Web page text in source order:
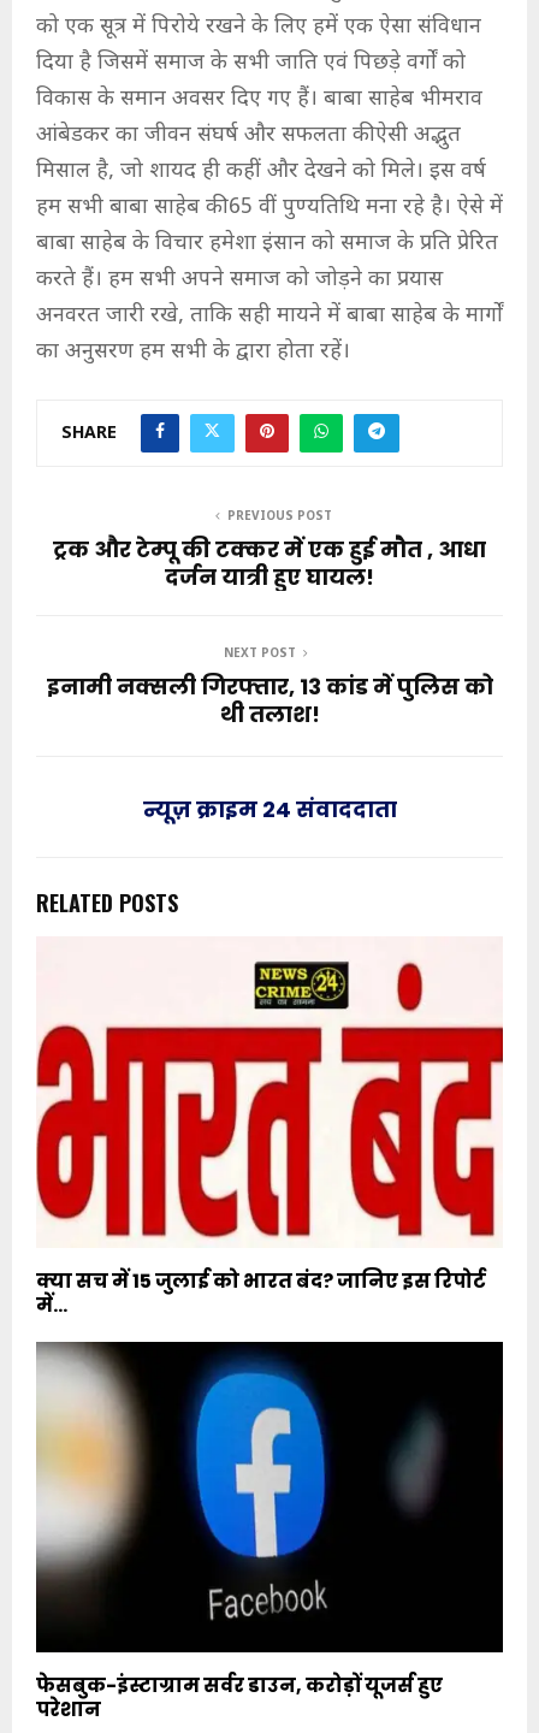
को एक सूत्र में पिरोये रखने के लिए हमें एक ऐसा संविधान
दिया है जिसमें समाज के सभी जाति एवं पिछड़े वर्गों को
विकास के समान अवसर दिए गए हैं। बाबा साहेब भीमराव
आंबेडकर का जीवन संघर्ष और सफलता की ऐसी अद्भुत
मिसाल है, जो शायद ही कहीं और देखने को मिले। इस वर्ष
हम सभी बाबा साहेब की 65 वीं पुण्यतिथि मना रहे है। ऐसे में
बाबा साहेब के विचार हमेशा इंसान को समाज के प्रति प्रेरित
करते हैं। हम सभी अपने समाज को जोड़ने का प्रयास
अनवरत जारी रखे, ताकि सही मायने में बाबा साहेब के मार्गों
का अनुसरण हम सभी के द्वारा होता रहें।
SHARE
PREVIOUS POST
ट्रक और टेम्पू की टक्कर में एक हुई मौत , आधा
दर्जन यात्री हुए घायल!
NEXT POST
इनामी नक्सली गिरफ्तार, 13 कांड में पुलिस को
थी तलाश!
न्यूज़ क्राइम 24 संवाददाता
RELATED POSTS
क्या सच में 15 जुलाई को भारत बंद? जानिए इस रिपोर्ट
में…
फेसबुक-इंस्टाग्राम सर्वर डाउन, करोड़ों यूजर्स हुए
परेशान